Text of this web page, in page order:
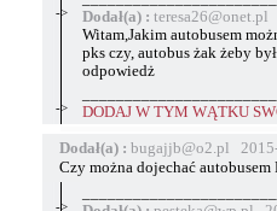
->
Dodał(a) :
Witam,Jakim autobusem
pks czy, autobus żak żeby
odpowiedż
->
DODAJ W TYM WĄTKU
Dodał(a) : bugajjb@o2.pl
Czy można dojechać
->